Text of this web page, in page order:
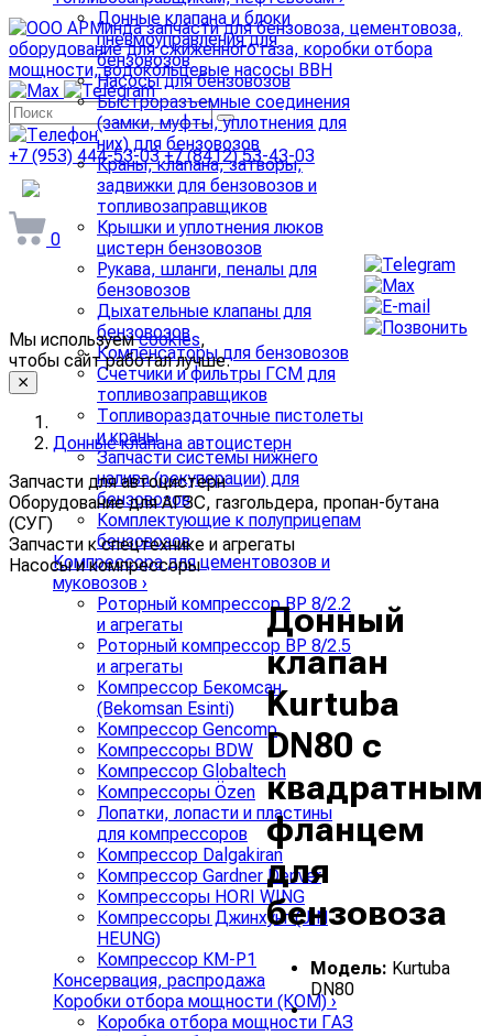
+7 (953) 444-53-03 +7 (8412) 53-43-03
arminda58@mail.ru
0
Донные клапана и блоки
пневмоуправления для
бензовозов
Насосы для бензовозов
Быстроразъемные соединения
(замки, муфты, уплотнения для
них) для бензовозов
Краны, клапана, затворы,
задвижки для бензовозов и
топливозаправщиков
Крышки и уплотнения люков
цистерн бензовозов
Рукава, шланги, пеналы для
бензовозов
Дыхательные клапаны для
бензовозов
Компенсаторы для бензовозов
Счетчики и фильтры ГСМ для
топливозаправщиков
Топливораздаточные пистолеты
и краны
Запчасти системы нижнего
налива (рекуперации) для
бензовозов
Комплектующие к полуприцепам
бензовозов
Компрессора для цементовозов и
муковозов ›
Роторный компрессор ВР 8/2.2
и агрегаты
Роторный компрессор ВР 8/2.5
и агрегаты
Компрессор Бекомсан
(Bekomsan Esinti)
Компрессор Gencomp
Компрессоры BDW
Компрессор Globaltech
Компрессоры Özen
Лопатки, лопасти и пластины
для компрессоров
Компрессор Dalgakiran
Компрессор Gardner Denver
Компрессоры HORI WING
Компрессоры Джинхунг (JIN
HEUNG)
Компрессор КМ-Р1
Консервация, распродажа
Коробки отбора мощности (КОМ) ›
Коробка отбора мощности ГАЗ
Мы используемcookies,
чтобы сайт работал лучше.
Донные клапана автоцистерн
Запчасти для автоцистерн
Оборудование для АГЗС, газгольдера, пропан-бутана
(СУГ)
Запчасти к спецтехнике и агрегаты
Насосы и компрессоры
Донный
клапан
Kurtuba
DN80 с
квадратным
фланцем
для
бензовоза
Модель: Kurtuba
DN80